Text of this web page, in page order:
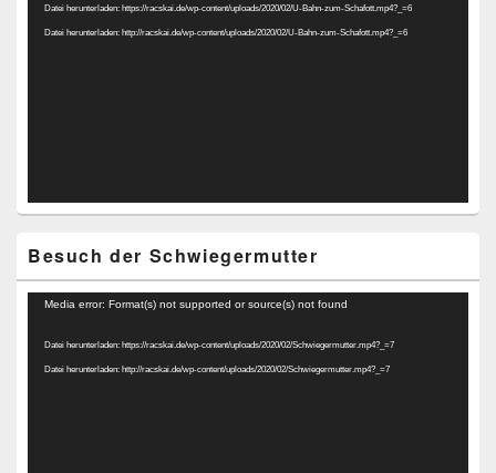
Datei herunterladen: https://racskai.de/wp-content/uploads/2020/02/U-Bahn-zum-Schafott.mp4?_=6
Datei herunterladen: http://racskai.de/wp-content/uploads/2020/02/U-Bahn-zum-Schafott.mp4?_=6
Besuch der Schwiegermutter
Video-
Media error: Format(s) not supported or source(s) not found
Datei herunterladen: https://racskai.de/wp-content/uploads/2020/02/Schwiegermutter.mp4?_=7
Datei herunterladen: http://racskai.de/wp-content/uploads/2020/02/Schwiegermutter.mp4?_=7